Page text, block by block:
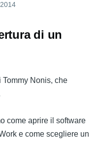
di un
Nonis, che
come aprire il software
e come scegliere un